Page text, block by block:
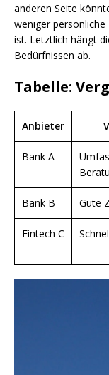
anderen Seite
weniger
ist. Letztlich hängt
Bedürfnissen ab.
Tabelle:
Anbieter
Bank A
Bank B Gute
Fintech C